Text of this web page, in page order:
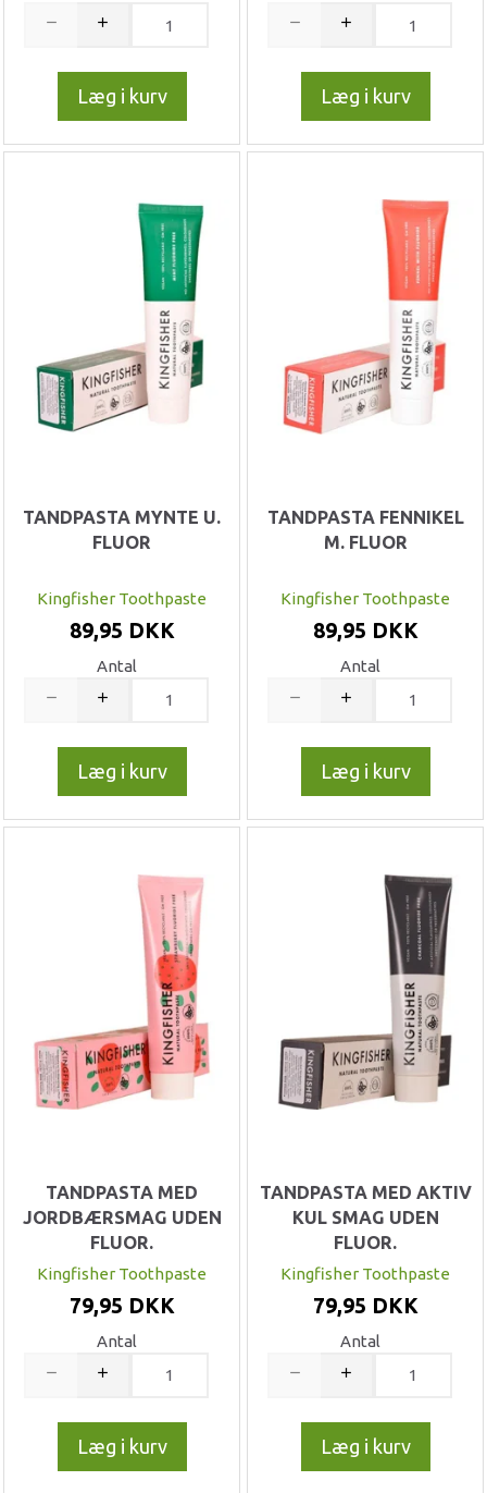
Læg i kurv Læg i kurv
TANDPASTA MYNTE U.
FLUOR
Kingfisher Toothpaste
89,95 DKK
Antal
Læg i kurv
TANDPASTA FENNIKEL
M. FLUOR
Kingfisher Toothpaste
89,95 DKK
Antal
Læg i kurv
TANDPASTA MED
JORDBÆRSMAG UDEN
FLUOR.
Kingfisher Toothpaste
79,95 DKK
Antal
Læg i kurv
TANDPASTA MED AKTIV
KUL SMAG UDEN
FLUOR.
Kingfisher Toothpaste
79,95 DKK
Antal
Læg i kurv